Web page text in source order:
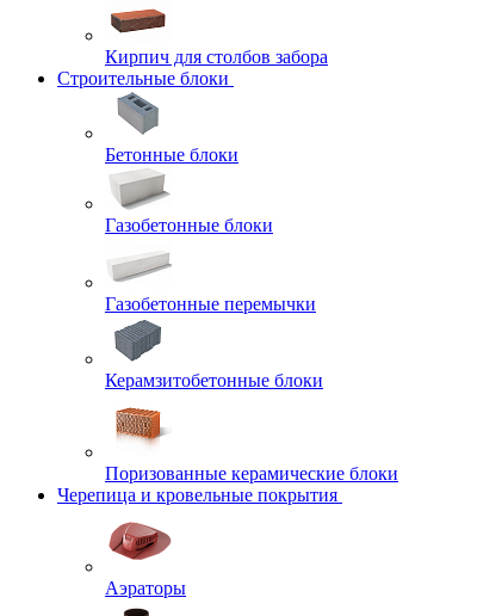
Кирпич для столбов забора
Строительные блоки
Бетонные блоки
Газобетонные блоки
Газобетонные перемычки
Керамзитобетонные блоки
Поризованные керамические блоки
Черепица и кровельные покрытия
Аэраторы